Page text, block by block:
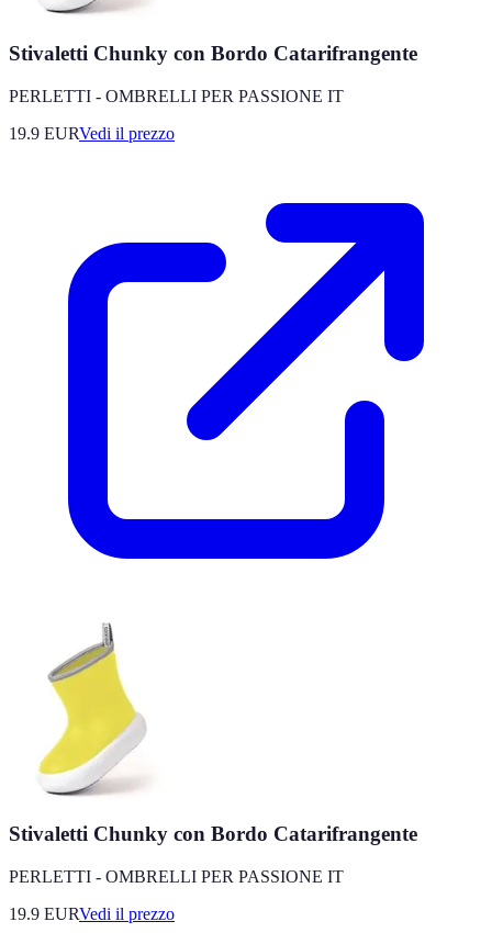
Stivaletti Chunky con Bordo Catarifrangente
PERLETTI - OMBRELLI PER PASSIONE IT
19.9 EURVedi il prezzo
Stivaletti Chunky con Bordo Catarifrangente
PERLETTI - OMBRELLI PER PASSIONE IT
19.9 EURVedi il prezzo